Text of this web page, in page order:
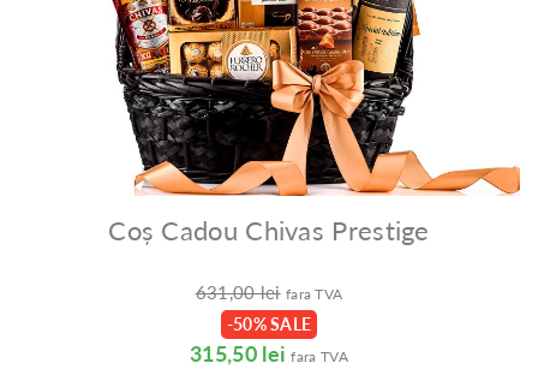
Coș Cadou Chivas Prestige
631,00 lei fara TVA
-50% SALE
315,50 lei fara TVA